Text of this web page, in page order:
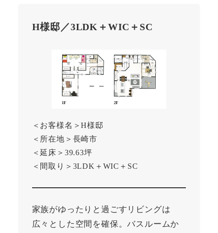
H様邸／3LDK＋WIC＋SC
＜お客様名＞H様邸
＜所在地＞長崎市
＜延床＞39.63坪
＜間取り＞3LDK＋WIC＋SC
家族がゆったりと過ごすリビングは
広々とした空間を確保。バスルームか